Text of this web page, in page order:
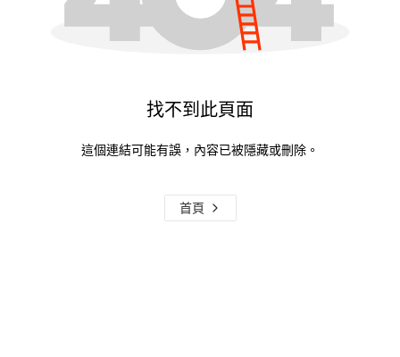
找不到此頁面
這個連結可能有誤，內容已被隱藏或刪除。
首頁